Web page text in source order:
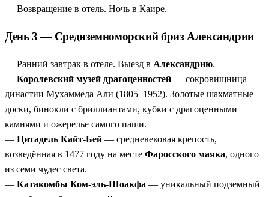
— Возвращение в отель. Ночь в Каире.
День 3 — Средиземноморский бриз Александрии
— Ранний завтрак в отеле. Выезд в Александрию.
— Королевский музей драгоценностей — сокровищница
династии Мухаммеда Али (1805–1952). Золотые шахматные
доски, бинокли с бриллиантами, кубки с драгоценными
камнями и ожерелье самого паши.
— Цитадель Кайт-Бей — средневековая крепость,
возведённая в 1477 году на месте Фаросского маяка, одного
из семи чудес света.
— Катакомбы Ком-эль-Шоакфа — уникальный подземный